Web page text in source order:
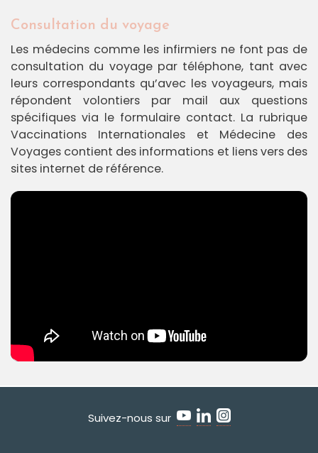
Consultation du voyage
Les médecins comme les infirmiers ne font pas de
consultation du voyage par téléphone, tant avec
leurs correspondants qu’avec les voyageurs, mais
répondent volontiers par mail aux questions
spécifiques via le formulaire contact. La rubrique
Vaccinations Internationales et Médecine des
Voyages contient des informations et liens vers des
sites internet de référence.
Suivez-nous sur